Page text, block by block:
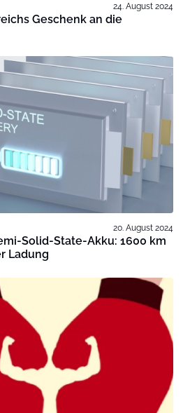
24. August 2024
Geschenk an die
20. August 2024
Solid-State-Akku: 1600 km
Ladung